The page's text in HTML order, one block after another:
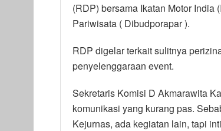
(RDP) bersama Ikatan Motor
Pariwisata ( Dibudporapar ).
RDP digelar terkait sulitnya
penyelenggaraan event.
Sekretaris Komisi D Akmarawita
komunikasi yang kurang pas.
Kejurnas, ada kegiatan lain, tapi